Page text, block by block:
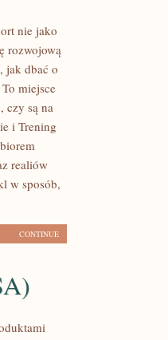
nie jako
rozwojową
jak dbać o
miejsce
czy są na
i Trening
realiów
w sposób,
CONTINUE